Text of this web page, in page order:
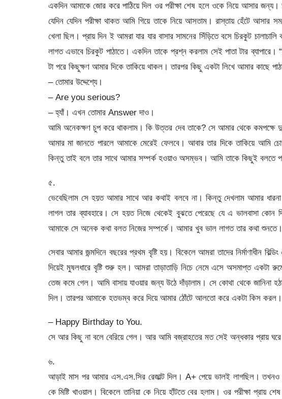
একদিন আমাকে জোর করে পাঠিয়ে দিল ওর পরীক্ষা শেষ হলে ওকে নিয়ে আসার
যেদিন যেদিন পরীক্ষা থাকত আমি গিয়ে তাকে নিয়ে আসতাম। রাস্তায় হেঁটে
খেলা ছিল। প্রায় দিন ই আমরা যার যার বাসার সামনের সিঁড়িতে বসে চিরকুট
লাগত এভাবে চিরকুট পাঠাতে। একদিন তাকে প্রশ্ন করলাম সেই পাতা টার ব্যাপারে।
টা পরে কিছুক্ষণ আমার দিকে তাকিয়ে থাকল। তারপর কিছু একটা লিখে আমার কাছে
– তোমার উদ্দেশ্যে।
– Are you serious?
– হ্যাঁ। এখন তোমার Answer দাও।
আমি অনেকক্ষণ চুপ করে থাকলাম। কি উত্তর দেব তাকে? সে আমার থেকে
আমার মা জানতে পারলে আমাকে মেরেই ফেলবে। আবার তার দিকে তাকিয়ে আমি
কিন্তু তাই বলে তার সাথে আমার সম্পর্ক হওয়াও অসম্ভব। আমি তাকে কিছুই বলতে
৫.
ভেবেছিলাম সে হয়ত আমার সাথে আর কথাই বলবে না। কিন্তু দেখলাম আমার
লাগল তার ব্যাবহারে। সে হয়ত নিজে থেকেই বুঝতে পেরেছে যে এ ভালবাসা
আমাকে সে অনেক কথা বলত নিজের সম্পর্কে। আমার খুব ভাল লাগত তার কথা শুনতে।
সেবার আমার জন্মদিনে বছরের প্রথম বৃষ্টি হয়। বিকেলে আমরা তাদের নির্মাণাধীন
দিয়েই মুষলধারে বৃষ্টি শুরু হল। আমরা তাড়াতাড়ি নিচে নেমে এসে অসমাপ্ত একটা
তেজ কমে গেল। আমি বাসায় যাওয়ার জন্য উঠে দাঁড়ালাম। সে কোথা থেকে জানিনা
দিল। তারপর আমাকে হতভম্ব করে দিয়ে আমার ঠোঁটে আলতো করে একটা কিস করল।
– Happy Birthday to You.
সে আর কিছু না বলে বেরিয়ে গেল। আর আমি বজ্রাহতের মত সেই অন্ধকার প্রায় ঘরে
৬.
আড়াই মাস পর আমার এস.এস.সির রেজাল্ট দিল। A+ পেয়ে ভালই লাগছিল।
কে মিষ্টি খাওয়াল। বিকেলে তানিয়া কে নিয়ে হাঁটতে বের হলাম। ওর পরীক্ষা